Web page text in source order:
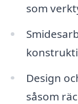
som
Design
såsom